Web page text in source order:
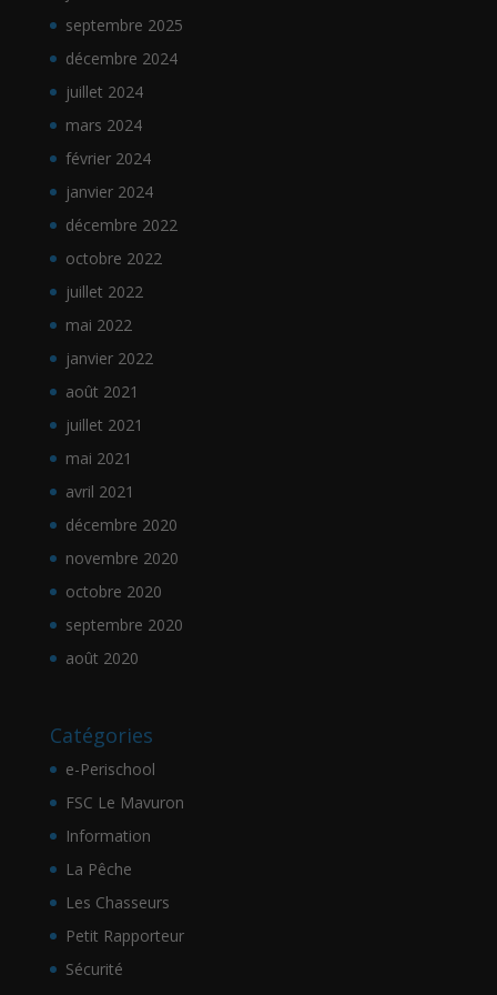
septembre 2025
décembre 2024
juillet 2024
mars 2024
février 2024
janvier 2024
décembre 2022
octobre 2022
juillet 2022
mai 2022
janvier 2022
août 2021
juillet 2021
mai 2021
avril 2021
décembre 2020
novembre 2020
octobre 2020
septembre 2020
août 2020
Catégories
e-Perischool
FSC Le Mavuron
Information
La Pêche
Les Chasseurs
Petit Rapporteur
Sécurité